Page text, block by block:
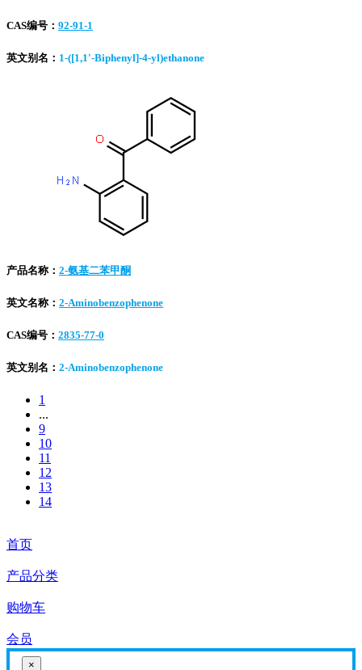
CAS编号： 92-91-1
英文别名： 1-([1,1'-Biphenyl]-4-yl)ethanone
产品名称： 2-氨基二苯甲酮
英文名称： 2-Aminobenzophenone
CAS编号： 2835-77-0
英文别名： 2-Aminobenzophenone
1
...
9
10
11
12
13
14
首页
产品分类
购物车
会员
×